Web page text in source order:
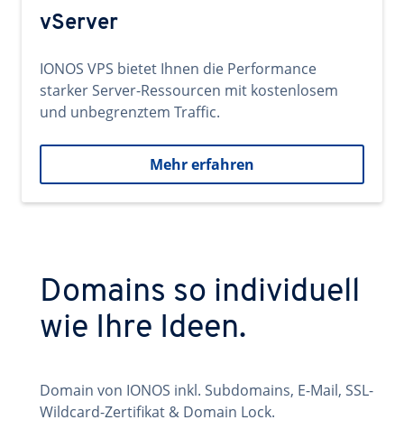
vServer
IONOS VPS bietet Ihnen die Performance
starker Server-Ressourcen mit kostenlosem
und unbegrenztem Traffic.
Mehr erfahren
Domains so individuell
wie Ihre Ideen.
Domain von IONOS inkl. Subdomains, E-Mail, SSL-
Wildcard-Zertifikat & Domain Lock.